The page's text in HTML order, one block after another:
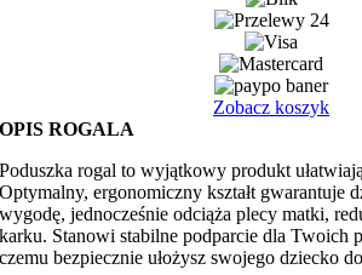
Zobacz koszyk
OPIS ROGALA
Poduszka rogal to wyjątkowy produkt
Optymalny, ergonomiczny kształt gwarantuje
wygodę, jednocześnie odciąża plecy matki,
karku. Stanowi stabilne podparcie dla Twoich
czemu bezpiecznie ułożysz swojego dziecko